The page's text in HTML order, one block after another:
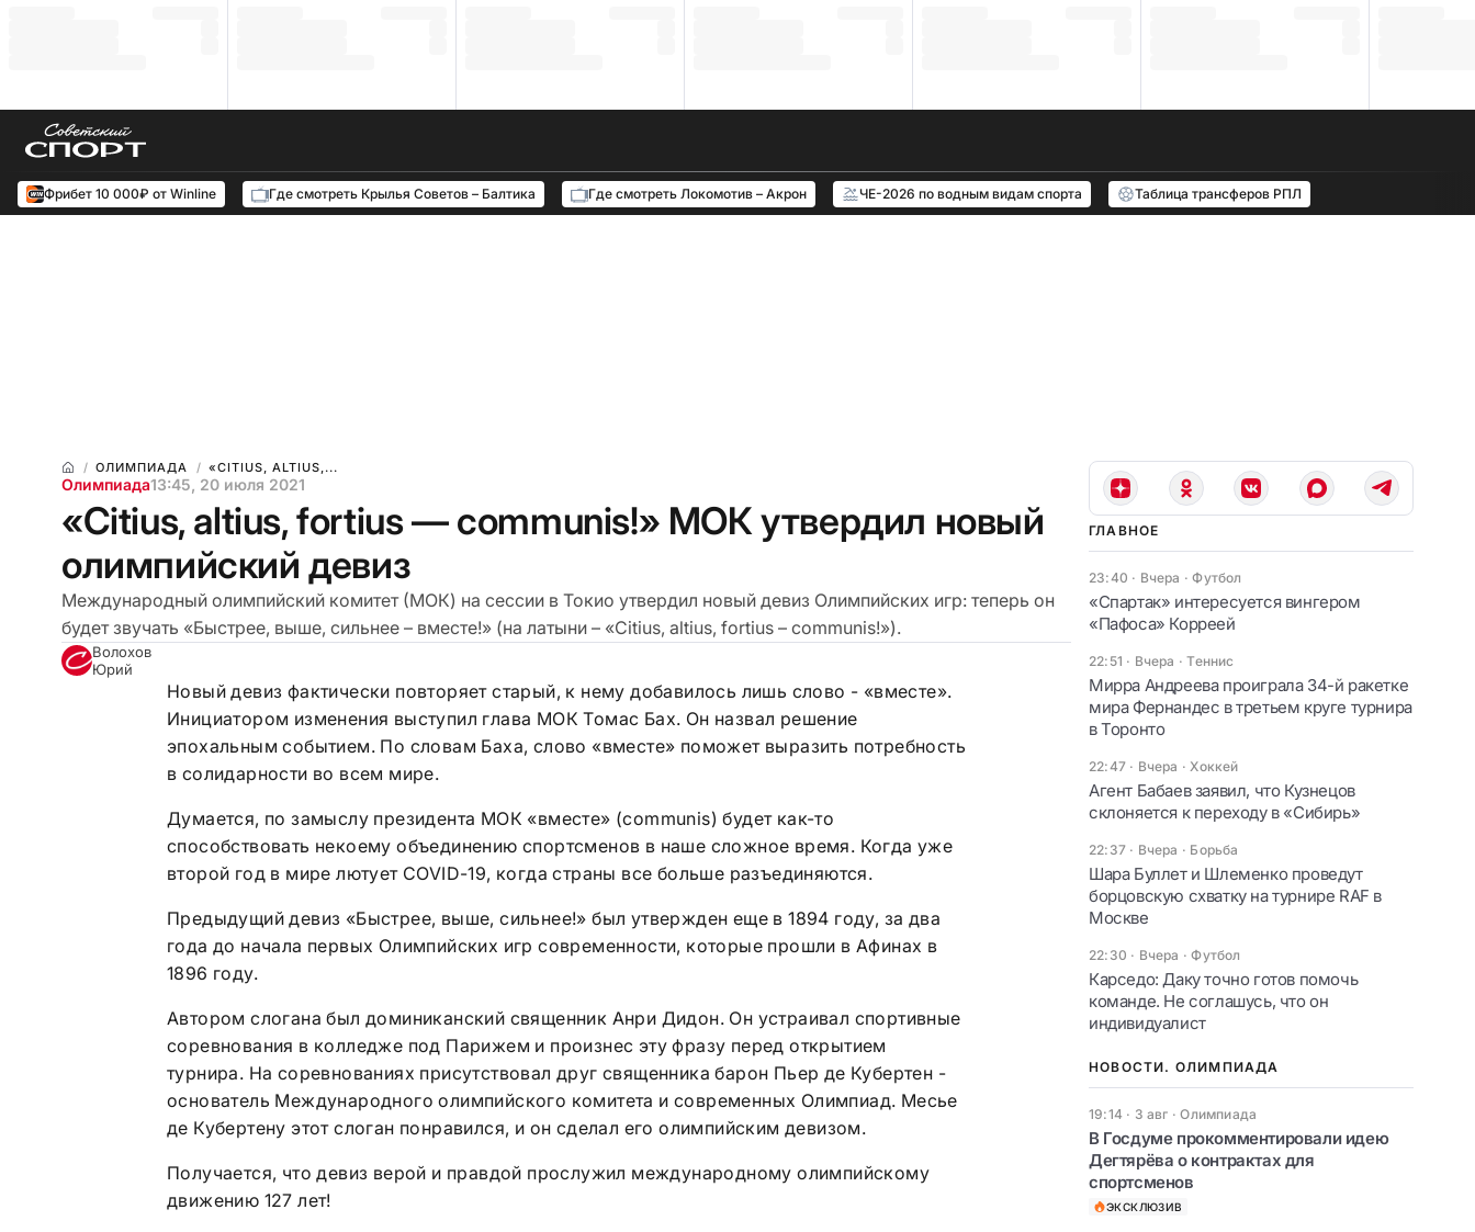
Фрибет 10 000₽ от Winline Где смотреть Крылья Советов – Балтика Где смотреть Локомотив – Акрон ЧЕ-2026 по водным видам спорта Таблица трансферов РПЛ
ОЛИМПИАДА «СITIUS, ALTIUS,...
Олимпиада13:45, 20 июля 2021
«Сitius, altius, fortius — communis!» МОК утвердил новый
олимпийский девиз
Международный олимпийский комитет (МОК) на сессии в Токио утвердил новый девиз Олимпийских игр: теперь он
будет звучать «Быстрее, выше, сильнее – вместе!» (на латыни – «Сitius, altius, fortius – communis!»).
Волохов
Юрий
Новый девиз фактически повторяет старый, к нему добавилось лишь слово - «вместе».
Инициатором изменения выступил глава МОК Томас Бах. Он назвал решение
эпохальным событием. По словам Баха, слово «вместе» поможет выразить потребность
в солидарности во всем мире.
Думается, по замыслу президента МОК «вместе» (communis) будет как-то
способствовать некоему объединению спортсменов в наше сложное время. Когда уже
второй год в мире лютует COVID-19, когда страны все больше разъединяются.
Предыдущий девиз «Быстрее, выше, сильнее!» был утвержден еще в 1894 году, за два
года до начала первых Олимпийских игр современности, которые прошли в Афинах в
1896 году.
Автором слогана был доминиканский священник Анри Дидон. Он устраивал спортивные
соревнования в колледже под Парижем и произнес эту фразу перед открытием
турнира. На соревнованиях присутствовал друг священника барон Пьер де Кубертен -
основатель Международного олимпийского комитета и современных Олимпиад. Месье
де Кубертену этот слоган понравился, и он сделал его олимпийским девизом.
Получается, что девиз верой и правдой прослужил международному олимпийскому
движению 127 лет!
ГЛАВНОЕ
23:40 · Вчера ·Футбол
«Спартак» интересуется вингером
«Пафоса» Корреей
22:51 · Вчера ·Теннис
Мирра Андреева проиграла 34-й ракетке
мира Фернандес в третьем круге турнира
в Торонто
22:47 · Вчера ·Хоккей
Агент Бабаев заявил, что Кузнецов
склоняется к переходу в «Сибирь»
22:37 · Вчера · Борьба
Шара Буллет и Шлеменко проведут
борцовскую схватку на турнире RAF в
Москве
22:30 · Вчера ·Футбол
Карседо: Даку точно готов помочь
команде. Не соглашусь, что он
индивидуалист
НОВОСТИ. ОЛИМПИАДА
19:14 · 3 авг ·Олимпиада
В Госдуме прокомментировали идею
Дегтярёва о контрактах для
спортсменов
ЭКСКЛЮЗИВ